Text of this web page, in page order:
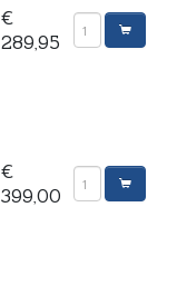
€
289,95
€
399,00